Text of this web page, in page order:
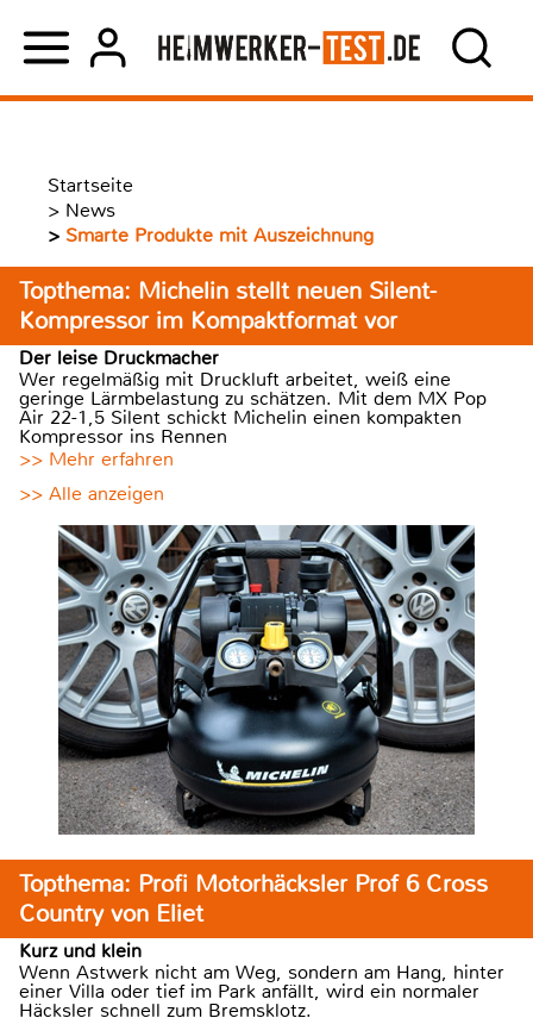
Startseite
> News
> Smarte Produkte mit Auszeichnung
Topthema: Michelin stellt neuen Silent-
Kompressor im Kompaktformat vor
Der leise Druckmacher
Wer regelmäßig mit Druckluft arbeitet, weiß eine
geringe Lärmbelastung zu schätzen. Mit dem MX Pop
Air 22-1,5 Silent schickt Michelin einen kompakten
Kompressor ins Rennen
>> Mehr erfahren
>> Alle anzeigen
Topthema: Profi Motorhäcksler Prof 6 Cross
Country von Eliet
Kurz und klein
Wenn Astwerk nicht am Weg, sondern am Hang, hinter
einer Villa oder tief im Park anfällt, wird ein normaler
Häcksler schnell zum Bremsklotz.